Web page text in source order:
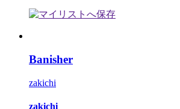
Banisher
zakichi
zakichi